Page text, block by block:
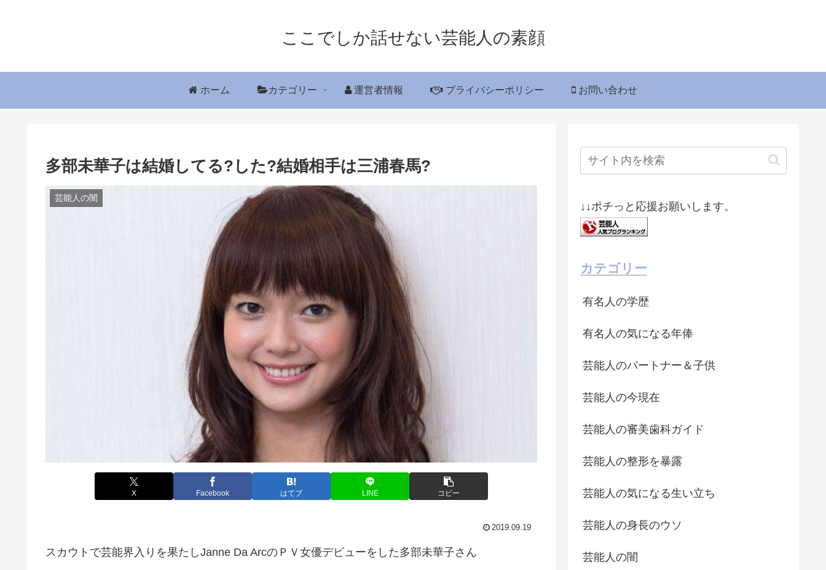
ここでしか話せない芸能人の素顔
ホーム カテゴリー 運営者情報 プライバシーポリシー お問い合わせ
多部未華子は結婚してる?した?結婚相手は三浦春馬?
芸能人の闇
X Facebook はてブ LINE コピー
2019.09.19
スカウトで芸能界入りを果たしJanne Da ArcのＰＶ女優デビューをした多部未華子さん
↓↓ポチっと応援お願いします。
カテゴリー
有名人の学歴
有名人の気になる年俸
芸能人のパートナー＆子供
芸能人の今現在
芸能人の審美歯科ガイド
芸能人の整形を暴露
芸能人の気になる生い立ち
芸能人の身長のウソ
芸能人の闇